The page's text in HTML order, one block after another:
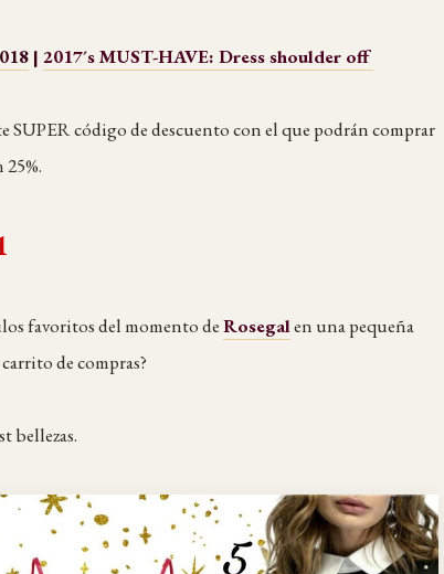
| 2017´s MUST-HAVE: Dress shoulder off
SUPER código de descuento con el que podrán comprar
25%.
favoritos del momento deRosegalen una pequeña
de compras?
bellezas.